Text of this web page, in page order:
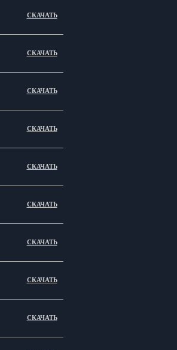
СКАЧАТЬ
СКАЧАТЬ
СКАЧАТЬ
СКАЧАТЬ
СКАЧАТЬ
СКАЧАТЬ
СКАЧАТЬ
СКАЧАТЬ
СКАЧАТЬ